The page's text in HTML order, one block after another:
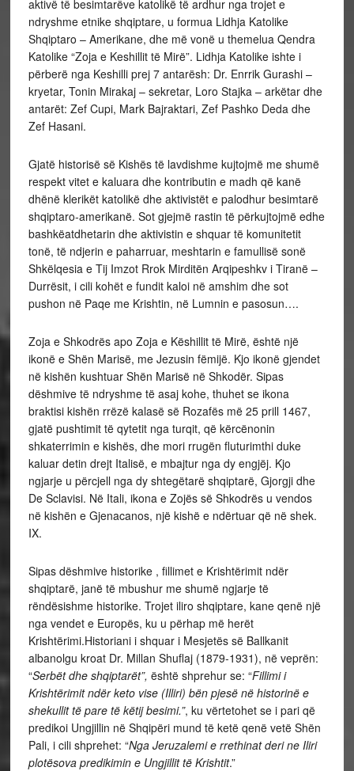
aktivë të besimtarëve katolikë të ardhur nga trojet e
ndryshme etnike shqiptare, u formua Lidhja Katolike
Shqiptaro – Amerikane, dhe më vonë u themelua Qendra
Katolike “Zoja e Keshillit të Mirë”. Lidhja Katolike ishte i
përberë nga Keshilli prej 7 antarësh: Dr. Enrrik Gurashi –
kryetar, Tonin Mirakaj – sekretar, Loro Stajka – arkëtar dhe
antarët: Zef Cupi, Mark Bajraktari, Zef Pashko Deda dhe
Zef Hasani.
Gjatë historisë së Kishës të lavdishme kujtojmë me shumë
respekt vitet e kaluara dhe kontributin e madh që kanë
dhënë klerikët katolikë dhe aktivistët e palodhur besimtarë
shqiptaro-amerikanë. Sot gjejmë rastin të përkujtojmë edhe
bashkëatdhetarin dhe aktivistin e shquar të komunitetit
tonë, të ndjerin e paharruar, meshtarin e famullisë sonë
Shkëlqesia e Tij Imzot Rrok Mirditën Arqipeshkv i Tiranë –
Durrësit, i cili kohët e fundit kaloi në amshim dhe sot
pushon në Paqe me Krishtin, në Lumnin e pasosun….
Zoja e Shkodrës apo Zoja e Këshillit të Mirë, është një
ikonë e Shën Marisë, me Jezusin fëmijë. Kjo ikonë gjendet
në kishën kushtuar Shën Marisë në Shkodër. Sipas
dëshmive të ndryshme të asaj kohe, thuhet se ikona
braktisi kishën rrëzë kalasë së Rozafës më 25 prill 1467,
gjatë pushtimit të qytetit nga turqit, që kërcënonin
shkaterrimin e kishës, dhe mori rrugën fluturimthi duke
kaluar detin drejt Italisë, e mbajtur nga dy engjëj. Kjo
ngjarje u përcjell nga dy shtegëtarë shqiptarë, Gjorgji dhe
De Sclavisi. Në Itali, ikona e Zojës së Shkodrës u vendos
në kishën e Gjenacanos, një kishë e ndërtuar që në shek.
IX.
Sipas dëshmive historike , fillimet e Krishtërimit ndër
shqiptarë, janë të mbushur me shumë ngjarje të
rëndësishme historike. Trojet iliro shqiptare, kane qenë një
nga vendet e Europës, ku u përhap më herët
Krishtërimi.Historiani i shquar i Mesjetës së Ballkanit
albanolgu kroat Dr. Millan Shuflaj (1879-1931), në veprën:
“Serbët dhe shqiptarët”, është shprehur se: “Fillimi i
Krishtërimit ndër keto vise (Illiri) bën pjesë në historinë e
shekullit të pare të këtij besimi.”, ku vërtetohet se i pari që
predikoi Ungjillin në Shqipëri mund të ketë qenë vetë Shën
Pali, i cili shprehet: “Nga Jeruzalemi e rrethinat deri ne Iliri
plotësova predikimin e Ungjillit të Krishtit.”